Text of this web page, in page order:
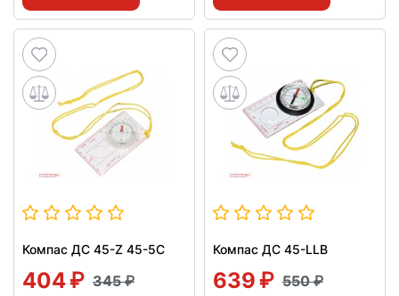
Компас ДС 45-Z 45-5C
404 345
Компас ДС 45-LLB
639 550